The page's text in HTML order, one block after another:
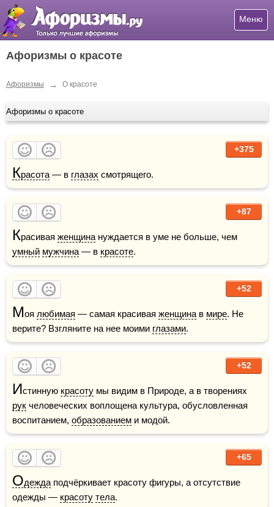
Меню
Афоризмы о красоте
Афоризмы → О красоте
Афоризмы о красоте
+375
Красота — в глазах смотрящего.
+87
Красивая женщина
умный мужчина — в красоте.
+52
Моя любимая — самая красивая женщина в мире. Не
верите? Взгляните на нее моими глазами.
+52
Истинную красоту
рук человеческих воплощена культура, обусловленная
воспитанием, образованием и модой.
+65
Одежда подчёркивает красоту фигуры, а отсутствие
одежды — красоту тела.